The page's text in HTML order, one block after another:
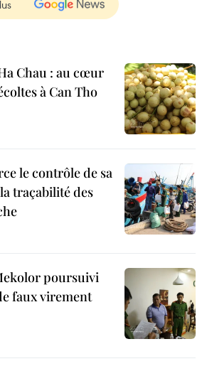
Chau : au cœur
à Can Tho
le contrôle de sa
traçabilité des
poursuivi
faux virement